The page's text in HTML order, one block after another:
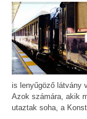
is lenyűgöző látvány
Azok számára, akik
utaztak soha, a